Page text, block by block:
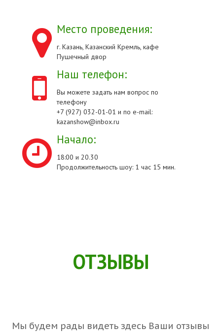
Место проведения:
г. Казань, Казанский Кремль, кафе
Пушечный двор
Наш телефон:
Вы можете задать нам вопрос по
телефону
+7 (927) 032-01-01 и по e-mail:
kazanshow@inbox.ru
Начало:
18:00 и 20.30
Продолжительность шоу: 1 час 15 мин.
ОТЗЫВЫ
Мы будем рады видеть здесь Ваши отзывы